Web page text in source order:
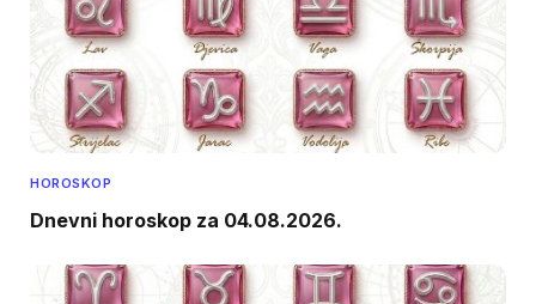
HOROSKOP
Dnevni horoskop za 04.08.2026.